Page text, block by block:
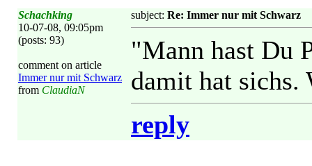
Schachking
10-07-08, 09:05pm
(posts: 93)
comment on article
Immer nur mit Schwarz
from ClaudiaN
subject: Re: Immer nur mit Schwarz
"Mann hast Du
damit hat sichs.
reply